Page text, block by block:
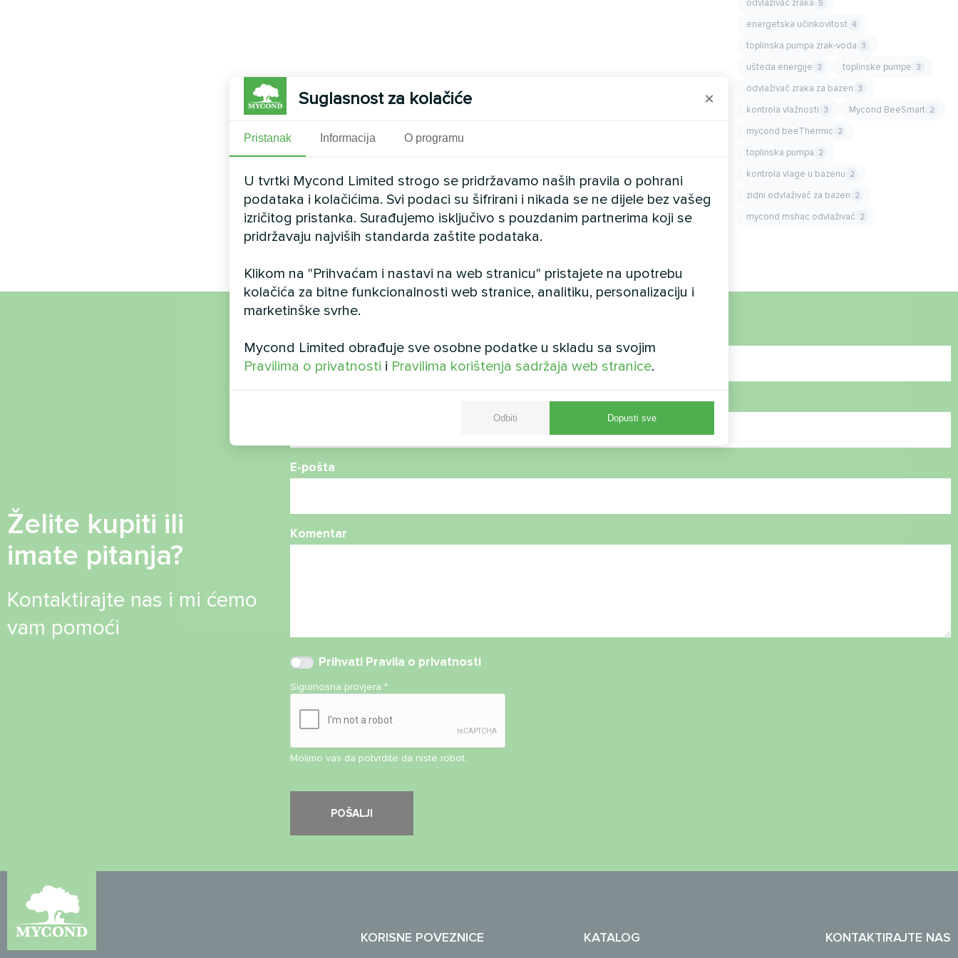
odvlaživač zraka 5
energetska učinkovitost 4
toplinska pumpa zrak-voda 3
ušteda energije 3 toplinske pumpe 3
odvlaživač zraka za bazen 3
kontrola vlažnosti 3 Mycond BeeSmart 2
mycond beeThermic 2
toplinska pumpa 2
kontrola vlage u bazenu 2
zidni odvlaživač za bazen 2
mycond mshac odvlaživač 2
Želite kupiti ili
imate pitanja?
Kontaktirajte nas i mi ćemo
vam pomoći
E-pošta
Komentar
Prihvati Pravila o privatnosti
Sigurnosna provjera*
Molimo vas da potvrdite da niste robot.
KORISNE POVEZNICE KATALOG KONTAKTIRAJTE NAS
Suglasnost za kolačiće ×
Pristanak Informacija O programu
U tvrtki Mycond Limited strogo se pridržavamo naših pravila o pohrani
podataka i kolačićima. Svi podaci su šifrirani i nikada se ne dijele bez vašeg
izričitog pristanka. Surađujemo isključivo s pouzdanim partnerima koji se
pridržavaju najviših standarda zaštite podataka.
Klikom na "Prihvaćam i nastavi na web stranicu" pristajete na upotrebu
kolačića za bitne funkcionalnosti web stranice, analitiku, personalizaciju i
marketinške svrhe.
Mycond Limited obrađuje sve osobne podatke u skladu sa svojim
Pravilima o privatnosti i Pravilima korištenja sadržaja web stranice.
Odbiti Dopusti sve